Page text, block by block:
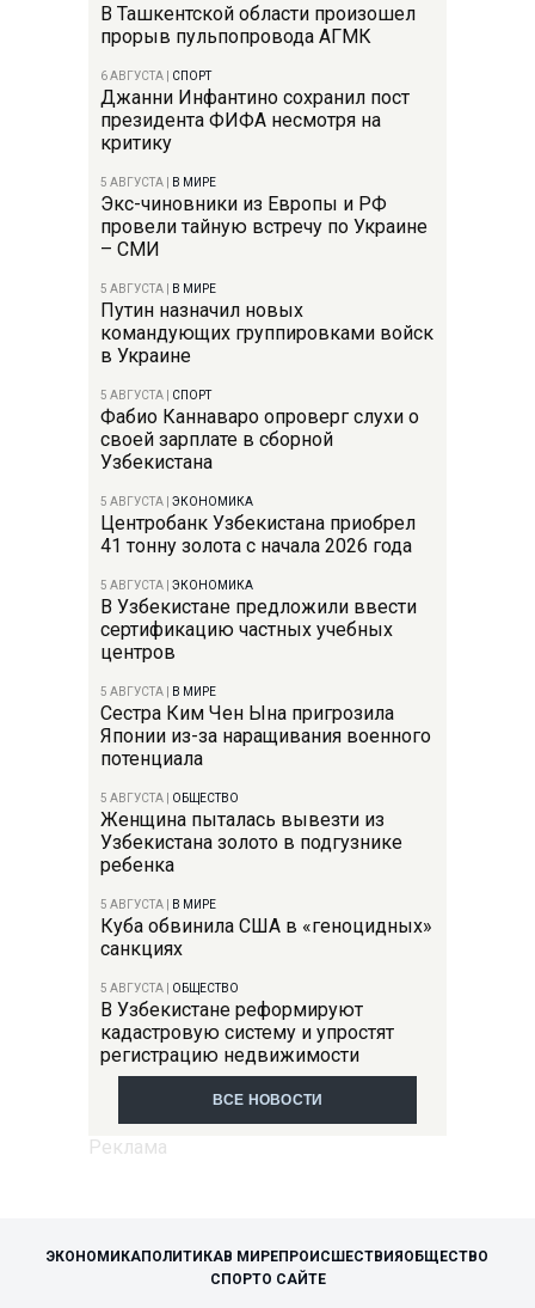
В Ташкентской области произошел
прорыв пульпопровода АГМК
6 АВГУСТА СПОРТ
Джанни Инфантино сохранил пост
президента ФИФА несмотря на
критику
5 АВГУСТА В МИРЕ
Экс-чиновники из Европы и РФ
провели тайную встречу по Украине
– СМИ
5 АВГУСТА В МИРЕ
Путин назначил новых
командующих группировками войск
в Украине
5 АВГУСТА СПОРТ
Фабио Каннаваро опроверг слухи о
своей зарплате в сборной
Узбекистана
5 АВГУСТА ЭКОНОМИКА
Центробанк Узбекистана приобрел
41 тонну золота с начала 2026 года
5 АВГУСТА ЭКОНОМИКА
В Узбекистане предложили ввести
сертификацию частных учебных
центров
5 АВГУСТА В МИРЕ
Сестра Ким Чен Ына пригрозила
Японии из-за наращивания военного
потенциала
5 АВГУСТА ОБЩЕСТВО
Женщина пыталась вывезти из
Узбекистана золото в подгузнике
ребенка
5 АВГУСТА В МИРЕ
Куба обвинила США в «геноцидных»
санкциях
5 АВГУСТА ОБЩЕСТВО
В Узбекистане реформируют
кадастровую систему и упростят
регистрацию недвижимости
ВСЕ НОВОСТИ
ЭКОНОМИКАПОЛИТИКАВ МИРЕПРОИСШЕСТВИЯОБЩЕСТВО
СПОРТО САЙТЕ